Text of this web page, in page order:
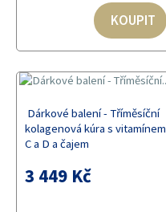
KOUPIT
Dárkové balení - Tříměsíční
kolagenová kúra s vitamínem
C a D a čajem
3 449 Kč